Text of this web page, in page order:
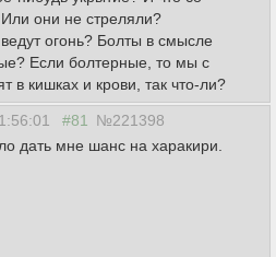
они не стреляли?
огонь? Болты в смысле
Если болтерные, то мы с
в кишках и крови, так что-ли?
#81 №221398
дать мне шанс на харакири.